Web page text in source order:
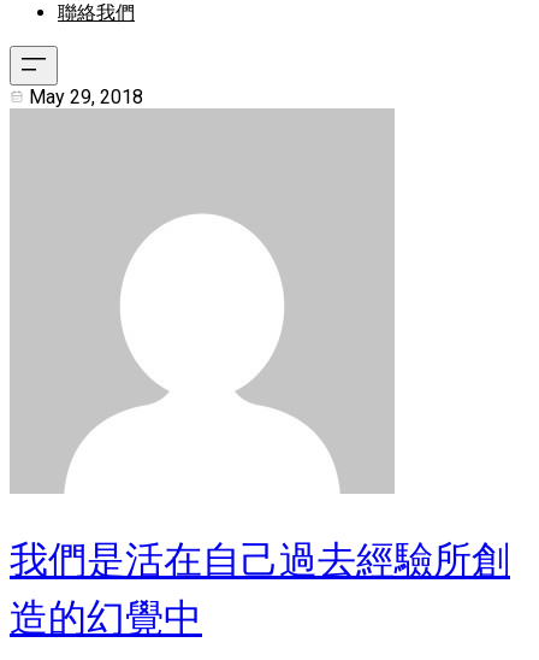
聯絡我們
May 29, 2018
我們是活在自己過去經驗所創
造的幻覺中